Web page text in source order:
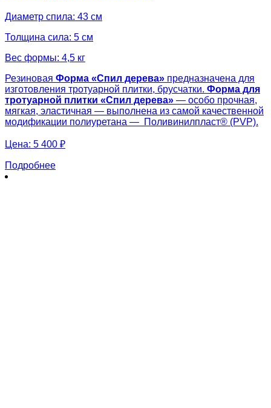
Диаметр спила: 43 см
Толщина сила: 5 см
Вес формы: 4,5 кг
Резиновая Форма «Спил дерева» предназначена для
изготовления тротуарной плитки, брусчатки. Форма для
тротуарной плитки «Спил дерева» — особо прочная,
мягкая, эластичная — выполнена из самой качественной
модификации полиуретана — Поливинилпласт® (PVP).
Цена: 5 400 ₽
Подробнее